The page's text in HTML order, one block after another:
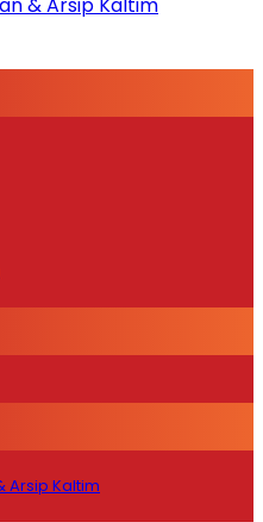
Arsip Kaltim